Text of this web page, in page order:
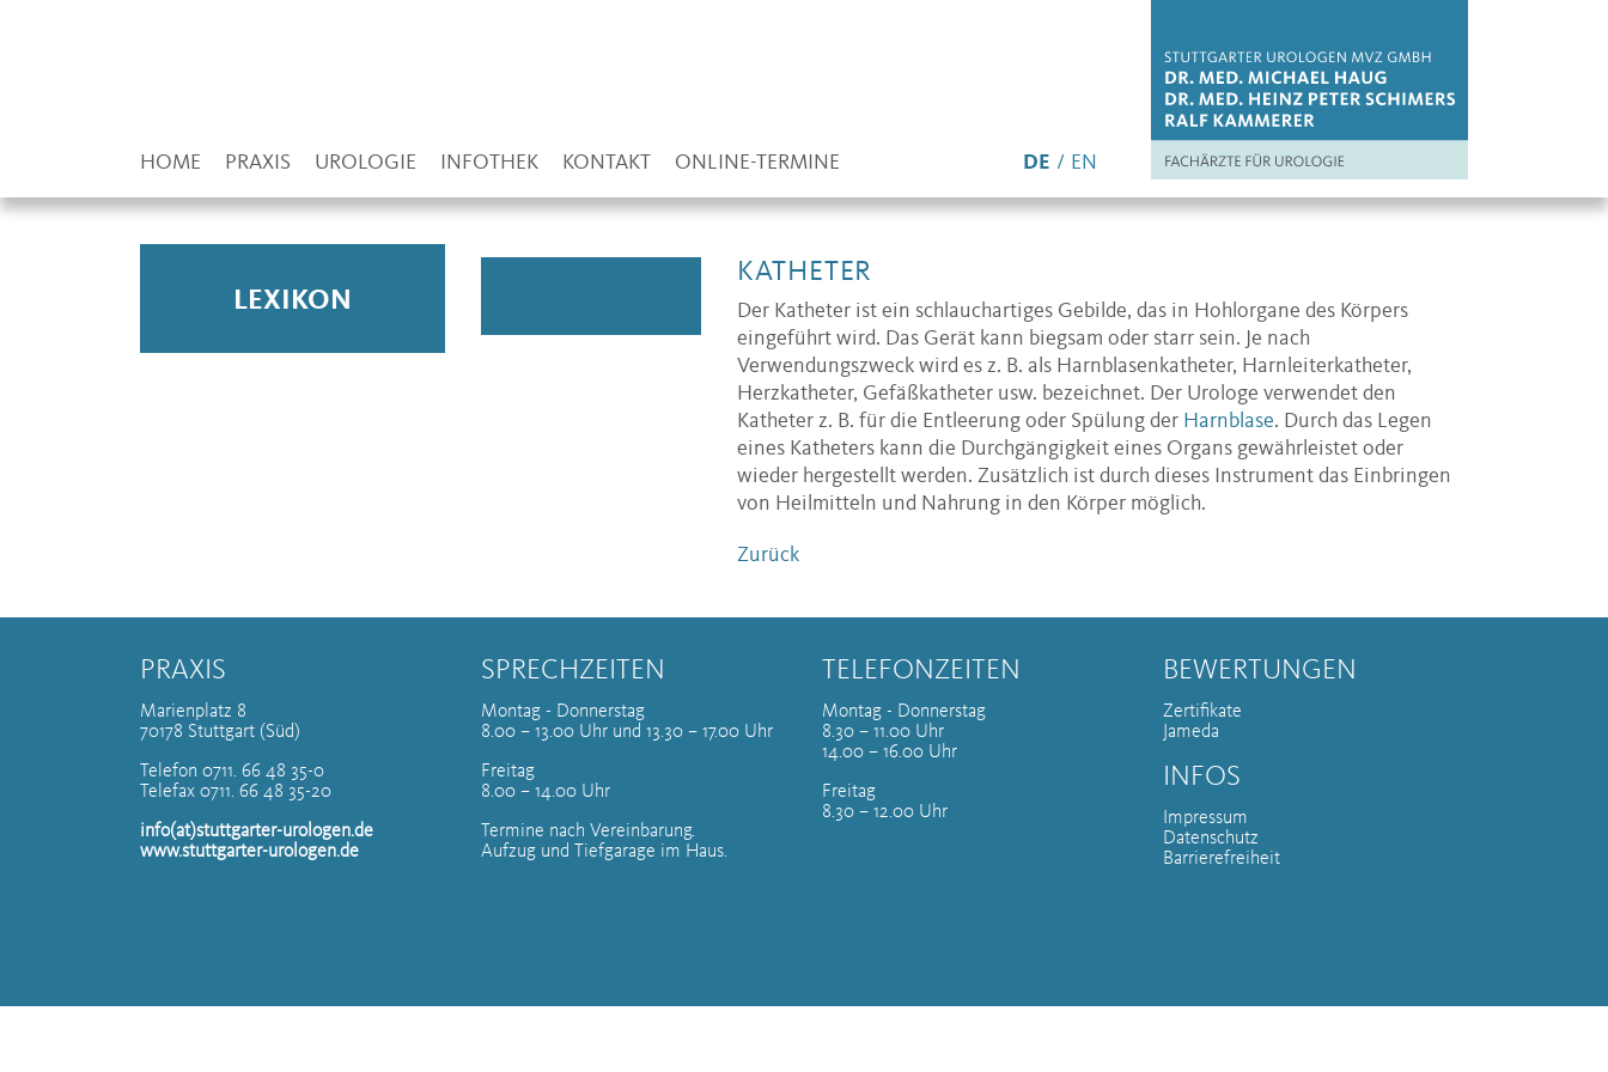
HOME PRAXIS UROLOGIE INFOTHEK KONTAKT ONLINE-TERMINE DE EN
LEXIKON
KATHETER
Der Katheter ist ein schlauchartiges Gebilde, das in Hohlorgane des Körpers
eingeführt wird. Das Gerät kann biegsam oder starr sein. Je nach
Verwendungszweck wird es z. B. als Harnblasenkatheter, Harnleiterkatheter,
Herzkatheter, Gefäßkatheter usw. bezeichnet. Der Urologe verwendet den
Katheter z. B. für die Entleerung oder Spülung der Harnblase. Durch das Legen
eines Katheters kann die Durchgängigkeit eines Organs gewährleistet oder
wieder hergestellt werden. Zusätzlich ist durch dieses Instrument das Einbringen
von Heilmitteln und Nahrung in den Körper möglich.
Zurück
PRAXIS
Marienplatz 8
70178 Stuttgart (Süd)
Telefon 0711. 66 48 35-0
Telefax 0711. 66 48 35-20
info(at)stuttgarter-urologen.de
www.stuttgarter-urologen.de
SPRECHZEITEN
Montag - Donnerstag
8.00 – 13.00 Uhr und 13.30 – 17.00 Uhr
Freitag
8.00 – 14.00 Uhr
Termine nach Vereinbarung.
Aufzug und Tiefgarage im Haus.
TELEFONZEITEN
Montag - Donnerstag
8.30 – 11.00 Uhr
14.00 – 16.00 Uhr
Freitag
8.30 – 12.00 Uhr
BEWERTUNGEN
Zertifikate
Jameda
INFOS
Impressum
Datenschutz
Barrierefreiheit